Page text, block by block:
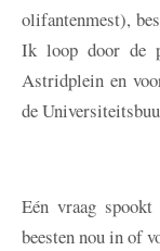
olifantenmest),
Ik loop door de
Astridplein en
de
Eén vraag
beesten nou in of